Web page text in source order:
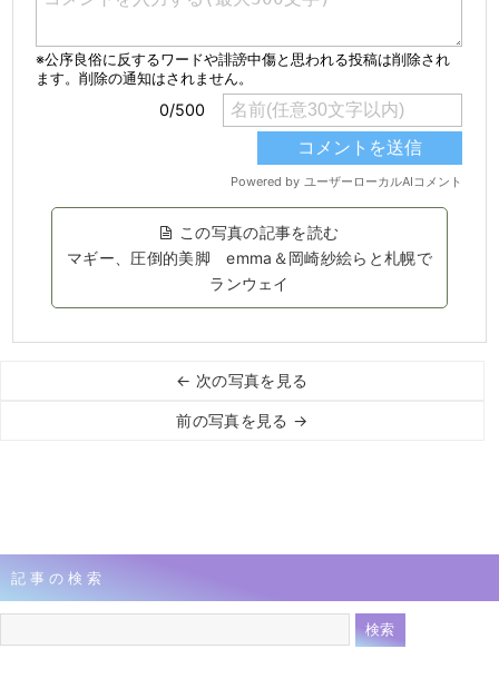
この写真の記事を読む
マギー、圧倒的美脚 emma＆岡崎紗絵らと札幌で
ランウェイ
← 次の写真を見る
前の写真を見る →
記事の検索